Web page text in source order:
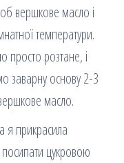
вершкове масло і
температури.
просто розтане, і
заварну основу 2-3
масло.
я прикрасила
цукровою